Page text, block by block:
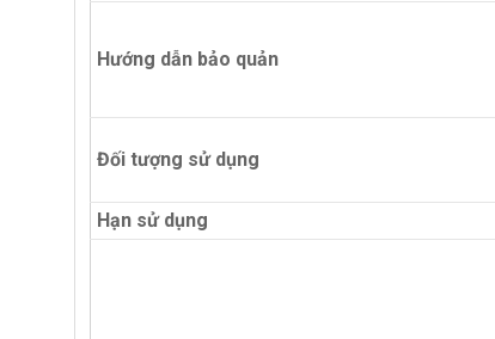
Hướng dẫn bảo quản
Đối tượng sử dụng
Hạn sử dụng